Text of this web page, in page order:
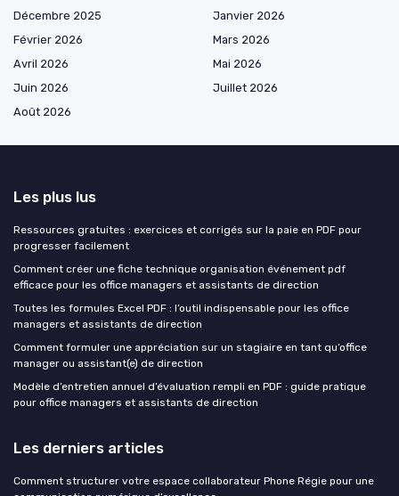
Décembre 2025
Janvier 2026
Février 2026
Mars 2026
Avril 2026
Mai 2026
Juin 2026
Juillet 2026
Août 2026
Les plus lus
Ressources gratuites : exercices et corrigés sur la paie en PDF pour
progresser facilement
Comment créer une fiche technique organisation événement pdf
efficace pour les office managers et assistants de direction
Toutes les formules Excel PDF : l’outil indispensable pour les office
managers et assistants de direction
Comment formuler une appréciation sur un stagiaire en tant qu’office
manager ou assistant(e) de direction
Modèle d’entretien annuel d’évaluation rempli en PDF : guide pratique
pour office managers et assistants de direction
Les derniers articles
Comment structurer votre espace collaborateur Phone Régie pour une